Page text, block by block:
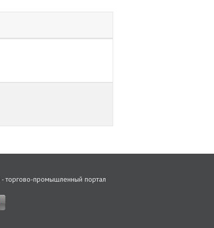
- торгово-промышленный портал